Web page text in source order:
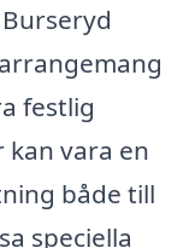
festlig
kan vara en
både till
speciella